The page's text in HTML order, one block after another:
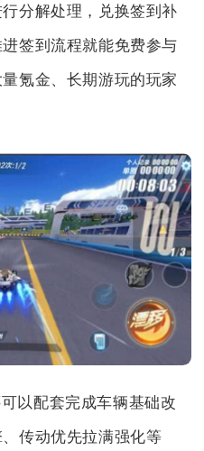
分解处理，兑换签到补
签到流程就能免费参与
氪金、长期游玩的玩家
以配套完成车辆基础改
传动优先拉满强化等